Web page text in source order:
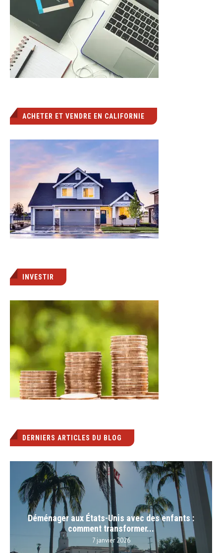
ACHETER ET VENDRE EN CALIFORNIE
INVESTIR
DERNIERS ARTICLES DU BLOG
Déménager aux États-Unis avec des enfants :
comment transformer...
7 janvier 2026